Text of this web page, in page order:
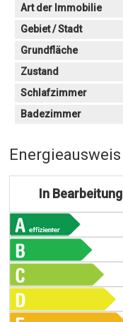
Art der Immobilie
Gebiet / Stadt
Grundfläche
Zustand
Schlafzimmer
Badezimmer
Energieausweis
In Bearbeitung